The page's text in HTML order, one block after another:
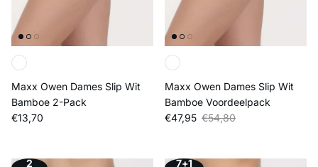
Maxx Owen Dames Slip Wit
Bamboe 2-Pack
Reguliere prijs
€13,70
Maxx Owen Dames Slip Wit
Bamboe Voordeelpack
Verkoopprijs
€47,95 Reguliere prijs
€54,80
2
7+1